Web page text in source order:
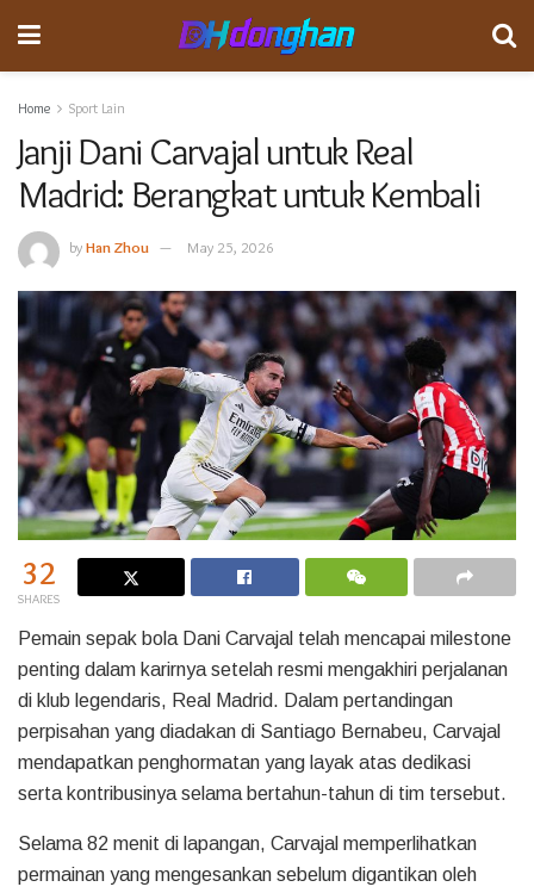
Home Sport Lain
Janji Dani Carvajal untuk Real
Madrid: Berangkat untuk Kembali
byHan Zhou May 25, 2026
32
SHARES
Pemain sepak bola Dani Carvajal telah mencapai milestone
penting dalam karirnya setelah resmi mengakhiri perjalanan
di klub legendaris, Real Madrid. Dalam pertandingan
perpisahan yang diadakan di Santiago Bernabeu, Carvajal
mendapatkan penghormatan yang layak atas dedikasi
serta kontribusinya selama bertahun-tahun di tim tersebut.
Selama 82 menit di lapangan, Carvajal memperlihatkan
permainan yang mengesankan sebelum digantikan oleh